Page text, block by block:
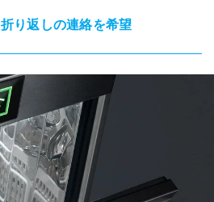
折り返しの連絡を希望